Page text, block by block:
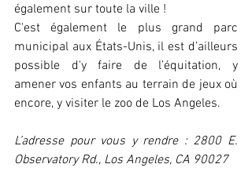
également sur toute la ville !
C'est également le plus grand parc
municipal aux États-Unis, il est d’ailleurs
possible d'y faire de l’équitation, y
amener vos enfants au terrain de jeux où
encore, y visiter le zoo de Los Angeles.
L’adresse pour vous y rendre : 2800 E.
Observatory Rd., Los Angeles, CA 90027